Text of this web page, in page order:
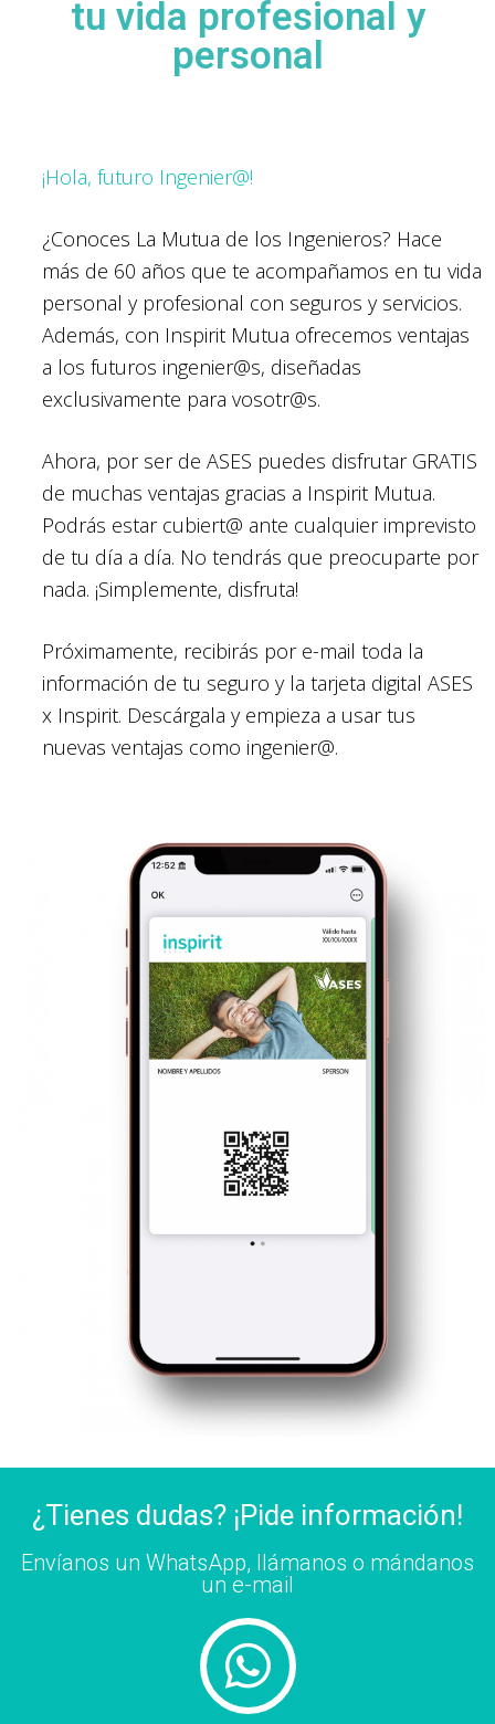
tu vida profesional y
personal
¡Hola, futuro Ingenier@!
¿Conoces La Mutua de los Ingenieros? Hace
más de 60 años que te acompañamos en tu vida
personal y profesional con seguros y servicios.
Además, con Inspirit Mutua ofrecemos ventajas
a los futuros ingenier@s, diseñadas
exclusivamente para vosotr@s.
Ahora, por ser de ASES puedes disfrutar GRATIS
de muchas ventajas gracias a Inspirit Mutua.
Podrás estar cubiert@ ante cualquier imprevisto
de tu día a día. No tendrás que preocuparte por
nada. ¡Simplemente, disfruta!
Próximamente, recibirás por e-mail toda la
información de tu seguro y la tarjeta digital ASES
x Inspirit. Descárgala y empieza a usar tus
nuevas ventajas como ingenier@.
¿Tienes dudas? ¡Pide información!
Envíanos un WhatsApp, llámanos o mándanos
un e-mail